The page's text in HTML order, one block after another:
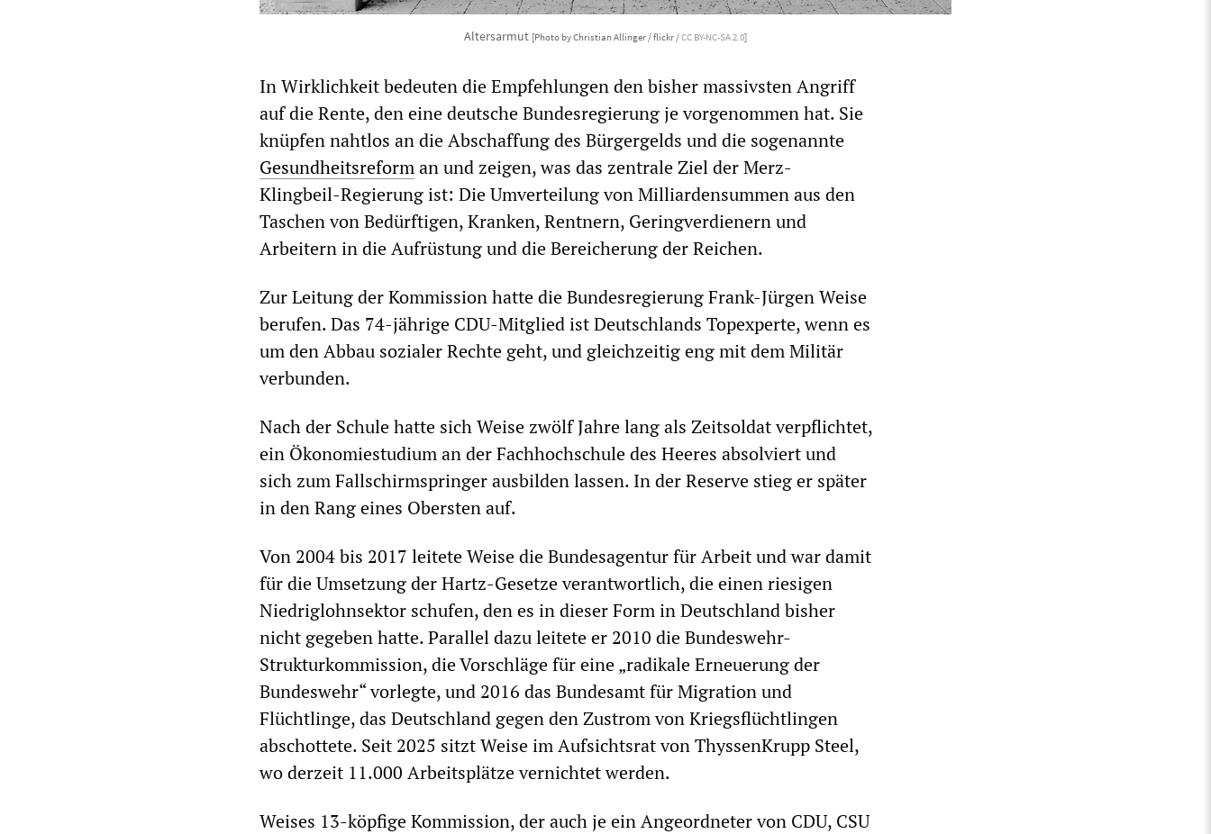
Altersarmut [Photo by Christian Allinger / flickr /CC BY-NC-SA 2.0]
In Wirklichkeit bedeuten die Empfehlungen den bisher massivsten Angriff
auf die Rente, den eine deutsche Bundesregierung je vorgenommen hat. Sie
knüpfen nahtlos an die Abschaffung des Bürgergelds und die sogenannte
Gesundheitsreforman und zeigen, was das zentrale Ziel der Merz-
Klingbeil-Regierung ist: Die Umverteilung von Milliardensummen aus den
Taschen von Bedürftigen, Kranken, Rentnern, Geringverdienern und
Arbeitern in die Aufrüstung und die Bereicherung der Reichen.
Zur Leitung der Kommission hatte die Bundesregierung Frank-Jürgen Weise
berufen. Das 74-jährige CDU-Mitglied ist Deutschlands Topexperte, wenn es
um den Abbau sozialer Rechte geht, und gleichzeitig eng mit dem Militär
verbunden.
Nach der Schule hatte sich Weise zwölf Jahre lang als Zeitsoldat verpflichtet,
ein Ökonomiestudium an der Fachhochschule des Heeres absolviert und
sich zum Fallschirmspringer ausbilden lassen. In der Reserve stieg er später
in den Rang eines Obersten auf.
Von 2004 bis 2017 leitete Weise die Bundesagentur für Arbeit und war damit
für die Umsetzung der Hartz-Gesetze verantwortlich, die einen riesigen
Niedriglohnsektor schufen, den es in dieser Form in Deutschland bisher
nicht gegeben hatte. Parallel dazu leitete er 2010 die Bundeswehr-
Strukturkommission, die Vorschläge für eine „radikale Erneuerung der
Bundeswehr“ vorlegte, und 2016 das Bundesamt für Migration und
Flüchtlinge, das Deutschland gegen den Zustrom von Kriegsflüchtlingen
abschottete. Seit 2025 sitzt Weise im Aufsichtsrat von ThyssenKrupp Steel,
wo derzeit 11.000 Arbeitsplätze vernichtet werden.
Weises 13-köpfige Kommission, der auch je ein Angeordneter von CDU, CSU